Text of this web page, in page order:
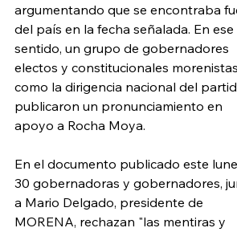
argumentando que se encontraba
del país en la fecha señalada. En ese
sentido, un grupo de gobernadores
electos y constitucionales
como la dirigencia nacional del
publicaron un pronunciamiento en
apoyo a Rocha Moya.
En el documento publicado este
30 gobernadoras y gobernadores,
a Mario Delgado, presidente de
MORENA, rechazan "las mentiras y